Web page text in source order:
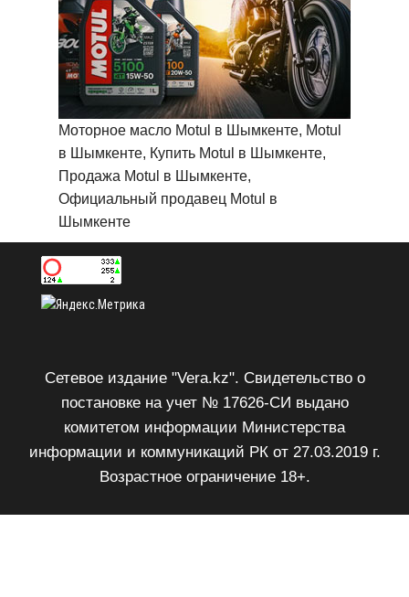
Моторное масло Motul в Шымкенте, Motul
в Шымкенте, Купить Motul в Шымкенте,
Продажа Motul в Шымкенте,
Официальный продавец Motul в
Шымкенте
Сетевое издание "Vera.kz". Свидетельство о
постановке на учет № 17626-СИ выдано
комитетом информации Министерства
информации и коммуникаций РК от 27.03.2019 г.
Возрастное ограничение 18+.